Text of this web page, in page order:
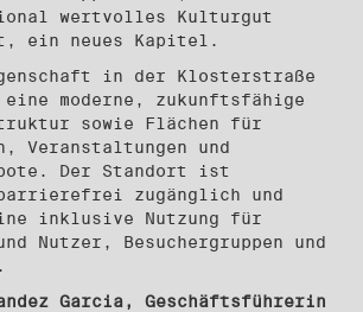
wertvolles Kulturgut
ein neues Kapitel.
in der Klosterstraße
moderne, zukunftsfähige
sowie Flächen für
Veranstaltungen und
Der Standort ist
zugänglich und
inklusive Nutzung für
Nutzer, Besuchergruppen und
Garcia, Geschäftsführerin